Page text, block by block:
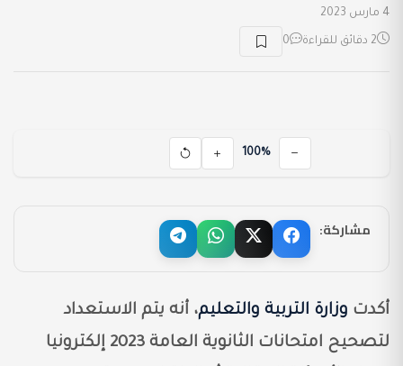
4 مارس 2023
2 دقائق للقراءة 0
100%
مشاركة:
أكدت وزارة التربية والتعليم، أنه يتم الاستعداد
لتصحيح امتحانات الثانوية العامة 2023 إلكترونيا